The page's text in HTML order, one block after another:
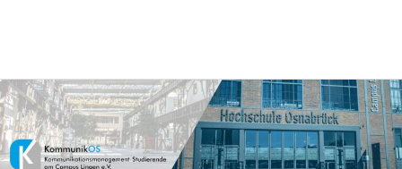
Zum
Inhalt
springen
am
Campus
Lingen
e.V.